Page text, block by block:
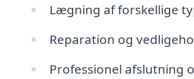
Lægning af forskellige
Reparation og
Professionel afslutning